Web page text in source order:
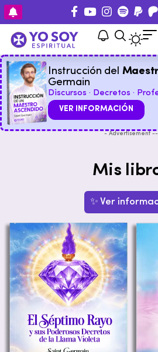
Instrucción del
Germain
Discursos · Decretos ·
VER INFORMACIÓN
- Advertisement --
Mis
✨ Ver